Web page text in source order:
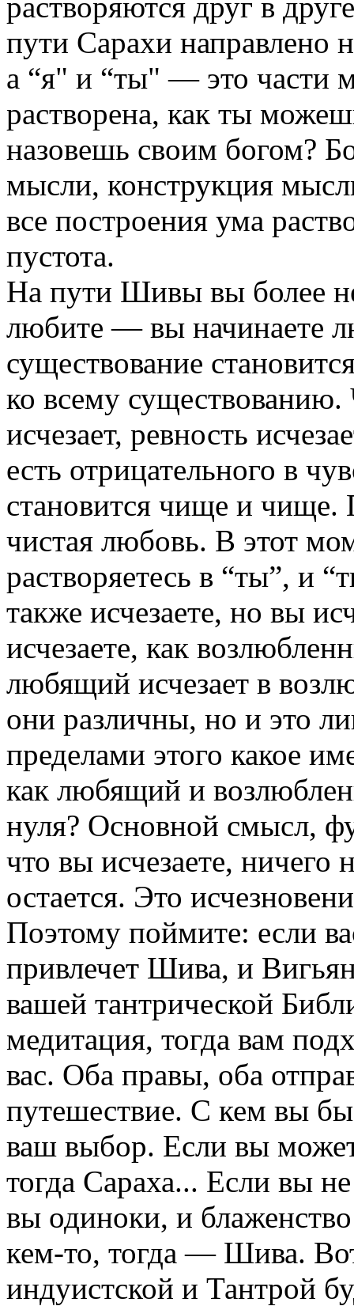
пути Сарахи направлено
а “я" и “ты" — это части
растворена, как ты
назовешь своим богом?
мысли, конструкция
все построения ума
пустота.
На пути Шивы вы более
любите — вы начинаете
существование
ко всему существованию.
исчезает, ревность
есть отрицательного в
становится чище и чище.
чистая любовь. В этот
растворяетесь в “ты”, и
также исчезаете, но вы
исчезаете, как
любящий исчезает в
они различны, но и это
пределами этого какое
как любящий и
нуля? Основной смысл,
что вы исчезаете, ничего
остается. Это
Поэтому поймите: если
привлечет Шива, и
вашей тантрической
медитация, тогда вам
вас. Оба правы, оба
путешествие. С кем вы
ваш выбор. Если вы
тогда Сараха... Если вы
вы одиноки, и
кем-то, тогда — Шива.
индуистской и Тантрой